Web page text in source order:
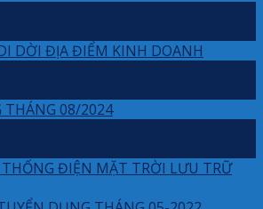
DỜI ĐỊA ĐIỂM KINH DOANH
THÁNG 08/2024
THỐNG ĐIỆN MẶT TRỜI LƯU TRỮ